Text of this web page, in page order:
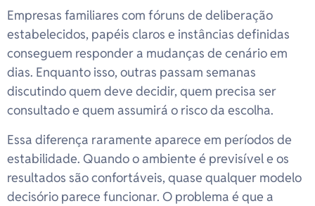
Empresas familiares com fóruns de deliberação
estabelecidos, papéis claros e instâncias definidas
conseguem responder a mudanças de cenário em
dias. Enquanto isso, outras passam semanas
discutindo quem deve decidir, quem precisa ser
consultado e quem assumirá o risco da escolha.
Essa diferença raramente aparece em períodos de
estabilidade. Quando o ambiente é previsível e os
resultados são confortáveis, quase qualquer modelo
decisório parece funcionar. O problema é que a